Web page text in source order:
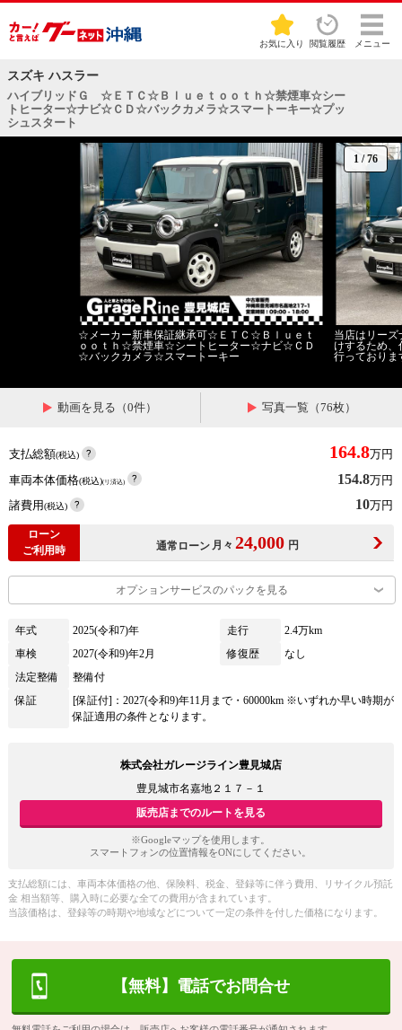
お気に入り 閲覧履歴 メニュー
スズキ ハスラー
ハイブリッドＧ ☆ＥＴＣ☆Ｂｌｕｅｔｏｏｔｈ☆禁煙車☆シー
トヒーター☆ナビ☆ＣＤ☆バックカメラ☆スマートーキー☆プッ
シュスタート
1 /76
☆メーカー新車保証継承可☆ＥＴＣ☆Ｂｌｕｅｔ
ｏｏｔｈ☆禁煙車☆シートヒーター☆ナビ☆ＣＤ
☆バックカメラ☆スマートーキー
当店はリー
けするため
行っており
動画を見る（0件） 写真一覧（76枚）
支払総額(税込) 164.8万円
車両本体価格(税込)(リ済込) 154.8万円
諸費用(税込) 10万円
ローン
ご利用時
通常ローン 月々 24,000 円
オプションサービスのパックを見る
年式 2025(令和7)年 走行
2.4万km
車検
2027(令和9)年2月 修復歴
なし
法定整備
整備付
保証
[保証付]：2027(令和9)年11月まで・60000km ※いずれか早い時期が
保証適用の条件となります。
株式会社ガレージライン豊見城店
豊見城市名嘉地２１７－１
販売店までのルートを見る
※Googleマップを使用します。
スマートフォンの位置情報をONにしてください。
支払総額には、車両本体価格の他、保険料、税金、登録等に伴う費用、リサイクル預託
金 相当額等、購入時に必要な全ての費用が含まれています。
当該価格は、登録等の時期や地域などについて一定の条件を付した価格になります。
【無料】電話でお問合せ